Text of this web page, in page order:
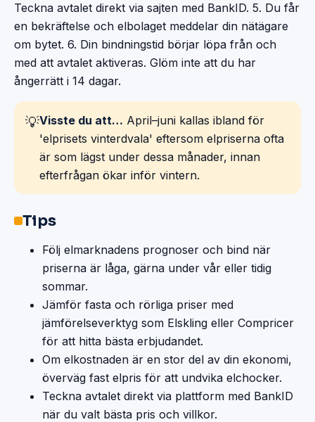
Teckna avtalet direkt via sajten med BankID. 5. Du får
en bekräftelse och elbolaget meddelar din nätägare
om bytet. 6. Din bindningstid börjar löpa från och
med att avtalet aktiveras. Glöm inte att du har
ångerrätt i 14 dagar.
💡Visste du att… April–juni kallas ibland för
'elprisets vinterdvala' eftersom elpriserna ofta
är som lägst under dessa månader, innan
efterfrågan ökar inför vintern.
Tips
Följ elmarknadens prognoser och bind när
priserna är låga, gärna under vår eller tidig
sommar.
Jämför fasta och rörliga priser med
jämförelseverktyg som Elskling eller Compricer
för att hitta bästa erbjudandet.
Om elkostnaden är en stor del av din ekonomi,
överväg fast elpris för att undvika elchocker.
Teckna avtalet direkt via plattform med BankID
när du valt bästa pris och villkor.